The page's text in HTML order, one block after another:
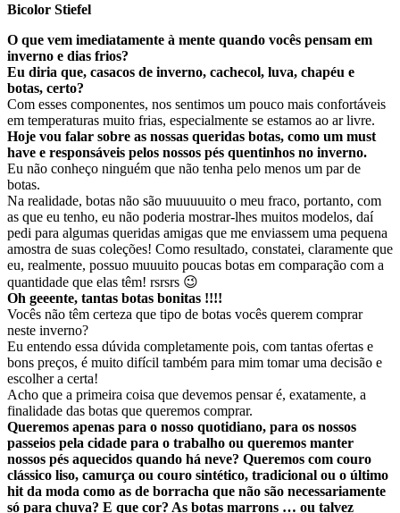
Bicolor Stiefel
O que vem imediatamente à mente quando vocês pensam em
inverno e dias frios?
Eu diria que, casacos de inverno, cachecol, luva, chapéu e
botas, certo?
Com esses componentes, nos sentimos um pouco mais confortáveis
em temperaturas muito frias, especialmente se estamos ao ar livre.
Hoje vou falar sobre as nossas queridas botas, como um must
have e responsáveis pelos nossos pés quentinhos no inverno.
Eu não conheço ninguém que não tenha pelo menos um par de
botas.
Na realidade, botas não são muuuuuito o meu fraco, portanto, com
as que eu tenho, eu não poderia mostrar-lhes muitos modelos, daí
pedi para algumas queridas amigas que me enviassem uma pequena
amostra de suas coleções! Como resultado, constatei, claramente que
eu, realmente, possuo muuuito poucas botas em comparação com a
quantidade que elas têm! rsrsrs 😉
Oh geeente, tantas botas bonitas !!!!
Vocês não têm certeza que tipo de botas vocês querem comprar
neste inverno?
Eu entendo essa dúvida completamente pois, com tantas ofertas e
bons preços, é muito difícil também para mim tomar uma decisão e
escolher a certa!
Acho que a primeira coisa que devemos pensar é, exatamente, a
finalidade das botas que queremos comprar.
Queremos apenas para o nosso quotidiano, para os nossos
passeios pela cidade para o trabalho ou queremos manter
nossos pés aquecidos quando há neve? Queremos com couro
clássico liso, camurça ou couro sintético, tradicional ou o último
hit da moda como as de borracha que não são necessariamente
só para chuva? E que cor? As botas marrons … ou talvez